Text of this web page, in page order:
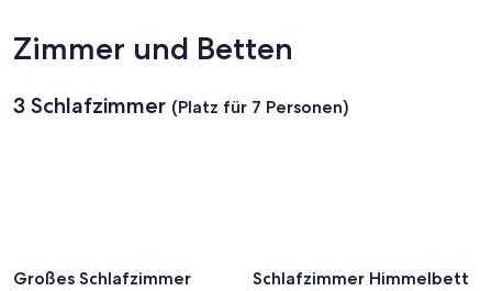
Zimmer und Betten
3 Schlafzimmer (Platz für 7 Personen)
Großes Schlafzimmer Schlafzimmer Himmelbett